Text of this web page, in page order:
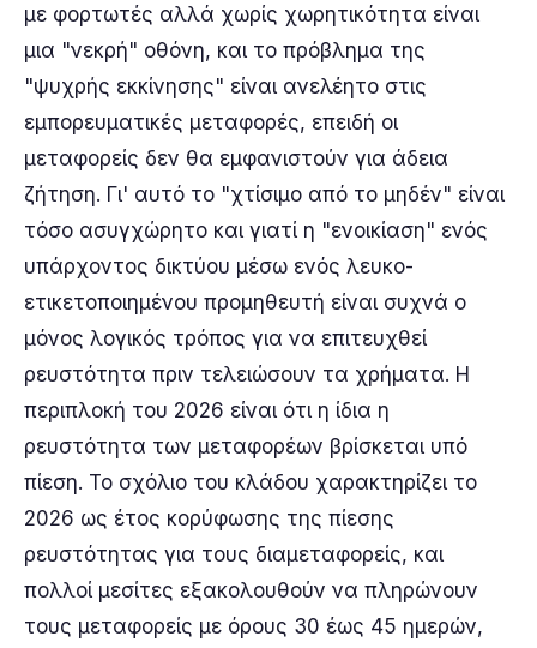
με φορτωτές αλλά χωρίς χωρητικότητα είναι
μια "νεκρή" οθόνη, και το πρόβλημα της
"ψυχρής εκκίνησης" είναι ανελέητο στις
εμπορευματικές μεταφορές, επειδή οι
μεταφορείς δεν θα εμφανιστούν για άδεια
ζήτηση. Γι' αυτό το "χτίσιμο από το μηδέν" είναι
τόσο ασυγχώρητο και γιατί η "ενοικίαση" ενός
υπάρχοντος δικτύου μέσω ενός λευκο-
ετικετοποιημένου προμηθευτή είναι συχνά ο
μόνος λογικός τρόπος για να επιτευχθεί
ρευστότητα πριν τελειώσουν τα χρήματα. Η
περιπλοκή του 2026 είναι ότι η ίδια η
ρευστότητα των μεταφορέων βρίσκεται υπό
πίεση. Το σχόλιο του κλάδου χαρακτηρίζει το
2026 ως έτος κορύφωσης της πίεσης
ρευστότητας για τους διαμεταφορείς, και
πολλοί μεσίτες εξακολουθούν να πληρώνουν
τους μεταφορείς με όρους 30 έως 45 ημερών,